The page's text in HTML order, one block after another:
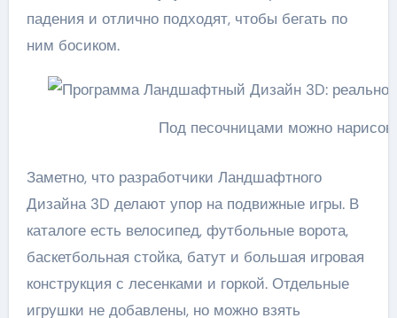
падения и отлично подходят, чтобы бегать по
ним босиком.
Под песочницами можно
Заметно, что разработчики Ландшафтного
Дизайна 3D делают упор на подвижные игры. В
каталоге есть велосипед, футбольные ворота,
баскетбольная стойка, батут и большая игровая
конструкция с лесенками и горкой. Отдельные
игрушки не добавлены, но можно взять